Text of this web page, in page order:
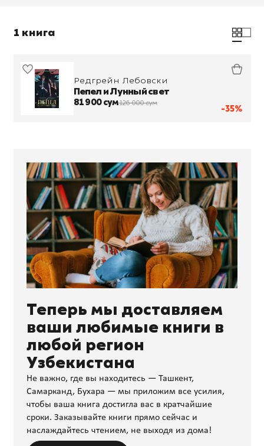
1 книга
-35%
Редгрейн Лебовски
Пепел и Лунный свет
81 900 сум126 000 сум
Теперь мы доставляем
ваши любимые книги в
любой регион
Узбекистана
Не важно, где вы находитесь — Ташкент,
Самарканд, Бухара — мы приложим все усилия,
чтобы ваша книга достигла вас в кратчайшие
сроки. Заказывайте книги прямо сейчас и
наслаждайтесь чтением, не выходя из дома!